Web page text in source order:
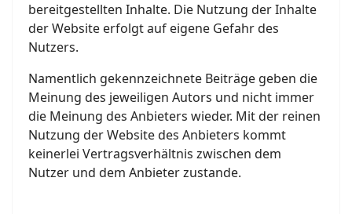
bereitgestellten Inhalte. Die Nutzung der Inhalte
der Website erfolgt auf eigene Gefahr des
Nutzers.
Namentlich gekennzeichnete Beiträge geben die
Meinung des jeweiligen Autors und nicht immer
die Meinung des Anbieters wieder. Mit der reinen
Nutzung der Website des Anbieters kommt
keinerlei Vertragsverhältnis zwischen dem
Nutzer und dem Anbieter zustande.